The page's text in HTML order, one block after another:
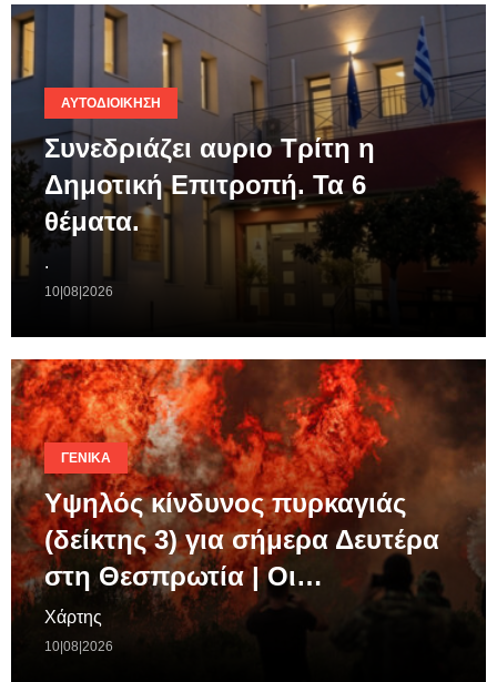
ΑΥΤΟΔΙΟΊΚΗΣΗ
Συνεδριάζει αυριο Τρίτη η
Δημοτική Επιτροπή. Τα 6
θέματα.
.
10|08|2026
ΓΕΝΙΚΆ
Υψηλός κίνδυνος πυρκαγιάς
(δείκτης 3) για σήμερα Δευτέρα
στη Θεσπρωτία | Οι…
Χάρτης
10|08|2026